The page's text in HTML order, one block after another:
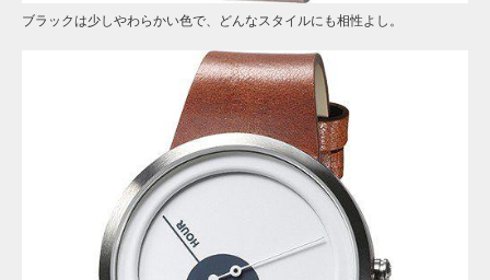
ブラックは少しやわらかい色で、どんなスタイルにも相性よし。